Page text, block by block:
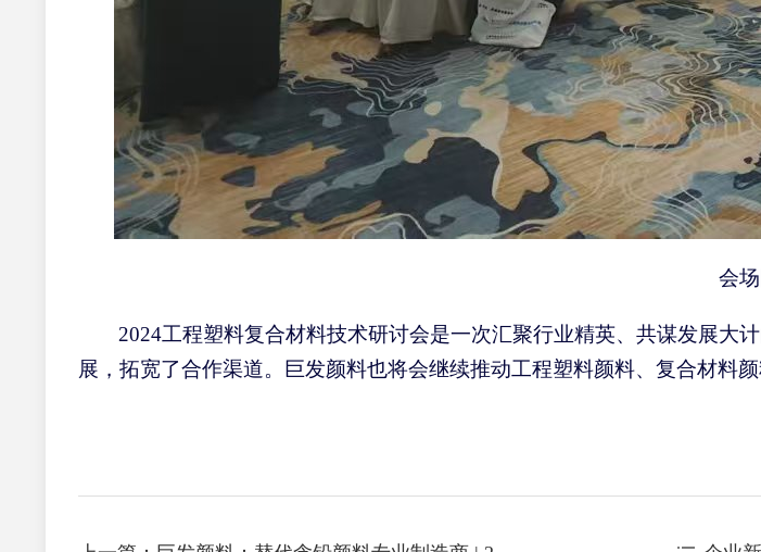
会
2024工程塑料复合材料技术研讨会是一次汇聚行业精英、共谋发展大
展，拓宽了合作渠道。 巨发颜料也将会继续推动工程塑料颜料、复合材料